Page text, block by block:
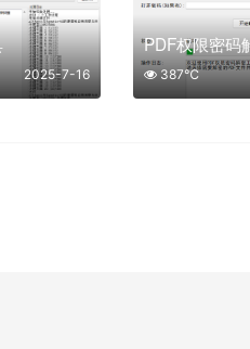
2025-7-16
PDF权限密码
387℃